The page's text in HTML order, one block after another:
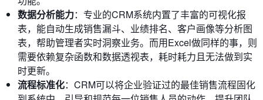
数据分析能力：专业的CRM系统内置了丰富的可视化报
表，能自动生成销售漏斗、业绩排名、客户画像等分析图
表，帮助管理者实时洞察业务。而用Excel做同样的事，则
需要依赖复杂函数和数据透视表，耗时耗力且无法做到实
时更新。
流程标准化：CRM可以将企业验证过的最佳销售流程固化